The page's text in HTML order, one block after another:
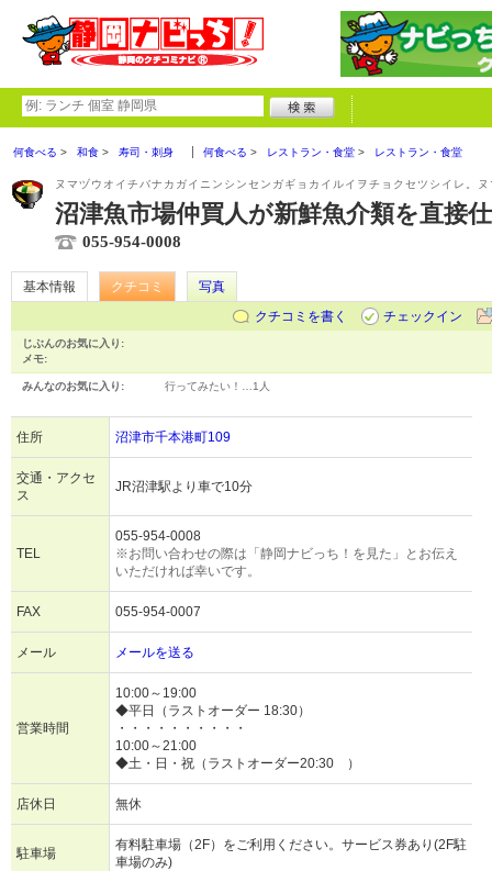
何食べる 和食 寿司・刺身 何食べる レストラン・食堂 レストラン・食堂
ヌマヅウオイチバナカガイニンシンセンガギョカイルイヲチョクセツシイレ。
沼津魚市場仲買人が新鮮魚介類を直接
055-954-0008
基本情報 クチコミ
写真
クチコミを書く
チェックイン
じぶんのお気に入り:
メモ:
みんなのお気に入り: 行ってみたい！… 1人
住所 沼津市千本港町109
交通・アクセ
ス
JR沼津駅より車で10分
TEL
055-954-0008
※お問い合わせの際は「静岡ナビっち！を見た」とお伝え
いただければ幸いです。
FAX 055-954-0007
メール メールを送る
営業時間
10:00～19:00
◆平日（ラストオーダー 18:30）
・・・・・・・・・・
10:00～21:00
◆土・日・祝（ラストオーダー20:30 ）
店休日 無休
駐車場
有料駐車場（2F）をご利用ください。サービス券あり(2F駐
車場のみ)